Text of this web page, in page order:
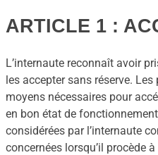
ARTICLE 1 :
L’internaute reconnaît avoir
les accepter sans réserve.
moyens nécessaires pour
en bon état de
considérées par l’internaute
concernées lorsqu’il procède